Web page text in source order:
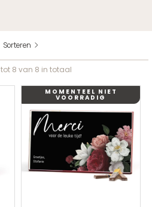
tot 8 van 8 in totaal
MOMENTEEL NIET
VOORRADIG
Sorteren